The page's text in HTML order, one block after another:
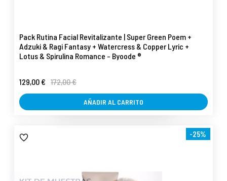
Pack Rutina Facial Revitalizante | Super Green Poem +
Adzuki & Ragi Fantasy + Watercress & Copper Lyric +
Lotus & Spirulina Romance - Byoode ®
129,00 € 172,00 €
AÑADIR AL CARRITO
-25%